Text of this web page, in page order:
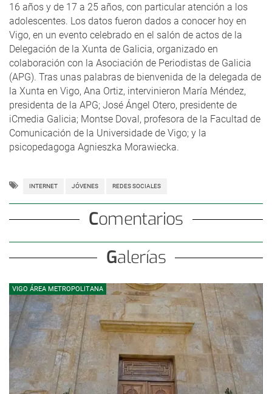
16 años y de 17 a 25 años, con particular atención a los
adolescentes. Los datos fueron dados a conocer hoy en
Vigo, en un evento celebrado en el salón de actos de la
Delegación de la Xunta de Galicia, organizado en
colaboración con la Asociación de Periodistas de Galicia
(APG). Tras unas palabras de bienvenida de la delegada de
la Xunta en Vigo, Ana Ortiz, intervinieron María Méndez,
presidenta de la APG; José Ángel Otero, presidente de
iCmedia Galicia; Montse Doval, profesora de la Facultad de
Comunicación de la Universidade de Vigo; y la
psicopedagoga Agnieszka Morawiecka.
INTERNET JÓVENES REDES SOCIALES
Comentarios
Galerías
VIGO ÁREA METROPOLITANA